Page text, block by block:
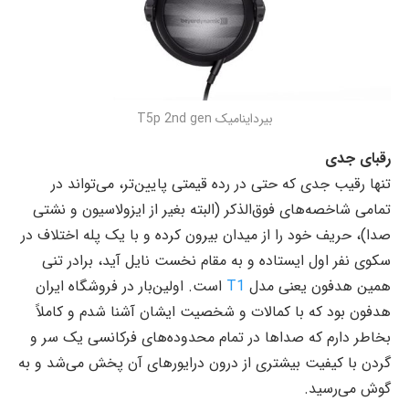
بیرداینامیک T5p 2nd gen
رقبای جدی
تنها رقیب جدی که حتی در رده قیمتی پایین‌تر، می‌تواند در
تمامی شاخصه‌های فوق‌الذکر (البته بغیر از ایزولاسیون و نشتی
صدا)، حریف خود را از میدان بیرون کرده و با یک پله اختلاف در
سکوی نفر اول ایستاده و به مقام نخست نایل آید، برادر تنی
همین هدفون یعنی مدل T1 است. اولین‌بار در فروشگاه ایران
هدفون بود که با کمالات و شخصیت ایشان آشنا شدم و کاملاً
بخاطر دارم که صداها در تمام محدوده‌های فرکانسی یک سر و
گردن با کیفیت بیشتری از درون درایورهای آن پخش می‌شد و به
گوش می‌رسید.